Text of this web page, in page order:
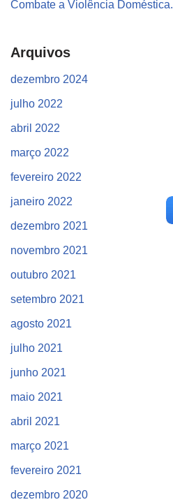
Combate a Violência Doméstica.
Arquivos
dezembro 2024
julho 2022
abril 2022
março 2022
fevereiro 2022
janeiro 2022
dezembro 2021
novembro 2021
outubro 2021
setembro 2021
agosto 2021
julho 2021
junho 2021
maio 2021
abril 2021
março 2021
fevereiro 2021
dezembro 2020